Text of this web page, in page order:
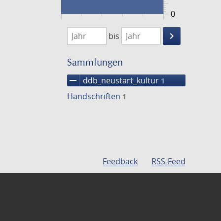
0
1474
1475
bis
keyboard_arrow_right
Suche
Sammlungen
remove ddb_neustart_kultur 1
Handschriften 1
Feedback RSS-Feed